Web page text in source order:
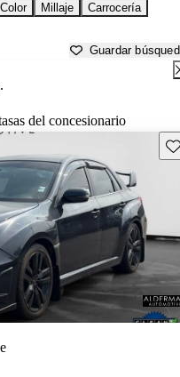
Color Millaje
Carrocería
Guardar
del concesionario